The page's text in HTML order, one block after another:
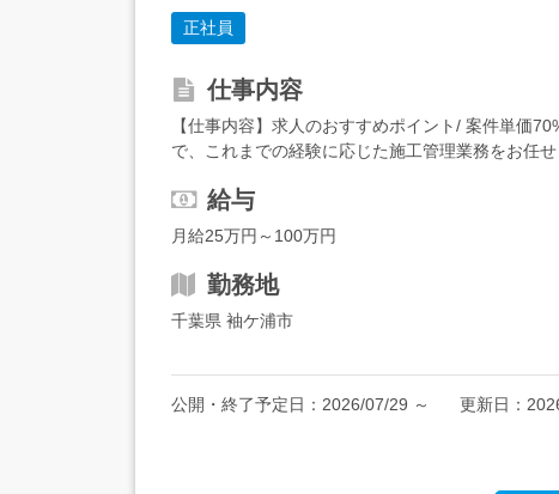
正社員
仕事内容
【仕事内容】求人のおすすめポイント/ 案件単価
で、これまでの経験に応じた施工管理業務をお任
給与
月給25万円～100万円
勤務地
千葉県 袖ケ浦市
公開・終了予定日： 2026/07/29 ～ 更新日：